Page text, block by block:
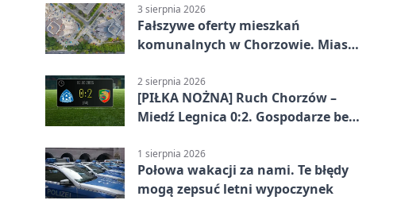
3 sierpnia 2026
Fałszywe oferty mieszkań
komunalnych w Chorzowie. Miasto
2 sierpnia 2026
[PIŁKA NOŻNA] Ruch Chorzów –
Miedź Legnica 0:2. Gospodarze bez
1 sierpnia 2026
Połowa wakacji za nami. Te błędy
mogą zepsuć letni wypoczynek